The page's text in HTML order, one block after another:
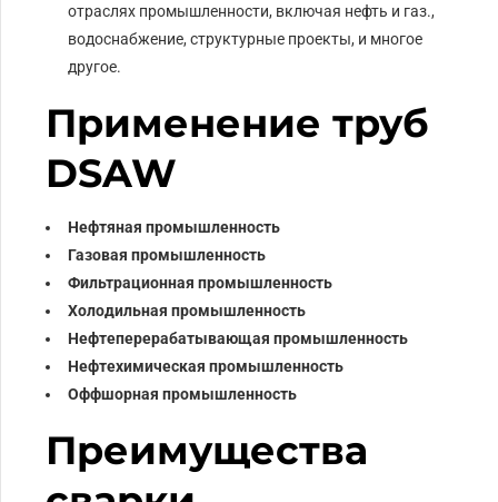
отраслях промышленности, включая нефть и газ.,
водоснабжение, структурные проекты, и многое
другое.
Применение труб
DSAW
Нефтяная промышленность
Газовая промышленность
Фильтрационная промышленность
Холодильная промышленность
Нефтеперерабатывающая промышленность
Нефтехимическая промышленность
Оффшорная промышленность
Преимущества